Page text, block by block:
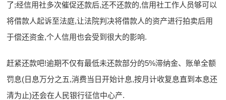
了;经信用社多次催促还款后,还不还款的,信用社工作人员够可以
将借款人起诉至法庭,让法院判决将借款人的资产进行拍卖后用
于偿还资金,个人信用也会受到很大的影响.
赶紧还款吧!逾期不仅有最低未还款部分的5%滞纳金、账单全额
罚息(日息万分之五,消费当日开始计息,按月计收复息直到本息还
清为止)还会在人民银行征信中心产.